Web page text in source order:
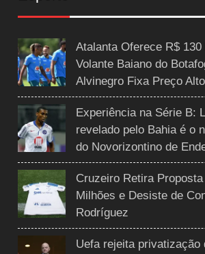
Atalanta Oferece R$
Volante Baiano do
Alvinegro Fixa Preço Alto
Experiência na Série B:
revelado pelo Bahia é o
do Novorizontino de
Cruzeiro Retira
Milhões e Desiste de
Rodríguez
Uefa rejeita privatização